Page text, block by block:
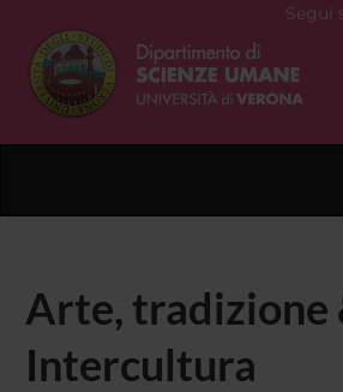
Segui
Arte, tradizione
Intercultura